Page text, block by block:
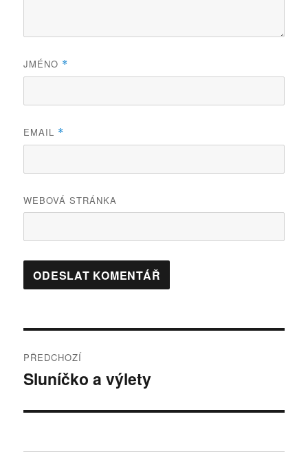
JMÉNO *
EMAIL *
WEBOVÁ STRÁNKA
pro
PŘEDCHOZÍ
Předchozí
Sluníčko a výlety